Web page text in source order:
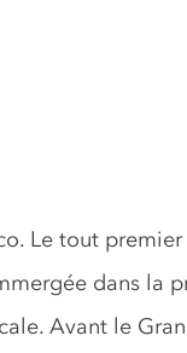
Le tout
dans la
Avant le